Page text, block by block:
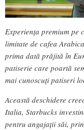
Experiența premium pe
limitate de cafea
prima dată prăjită în
patiserie care poartă
mai cunoscuți patiseri
Această deschidere
Italia, Starbucks
pentru angajații săi,